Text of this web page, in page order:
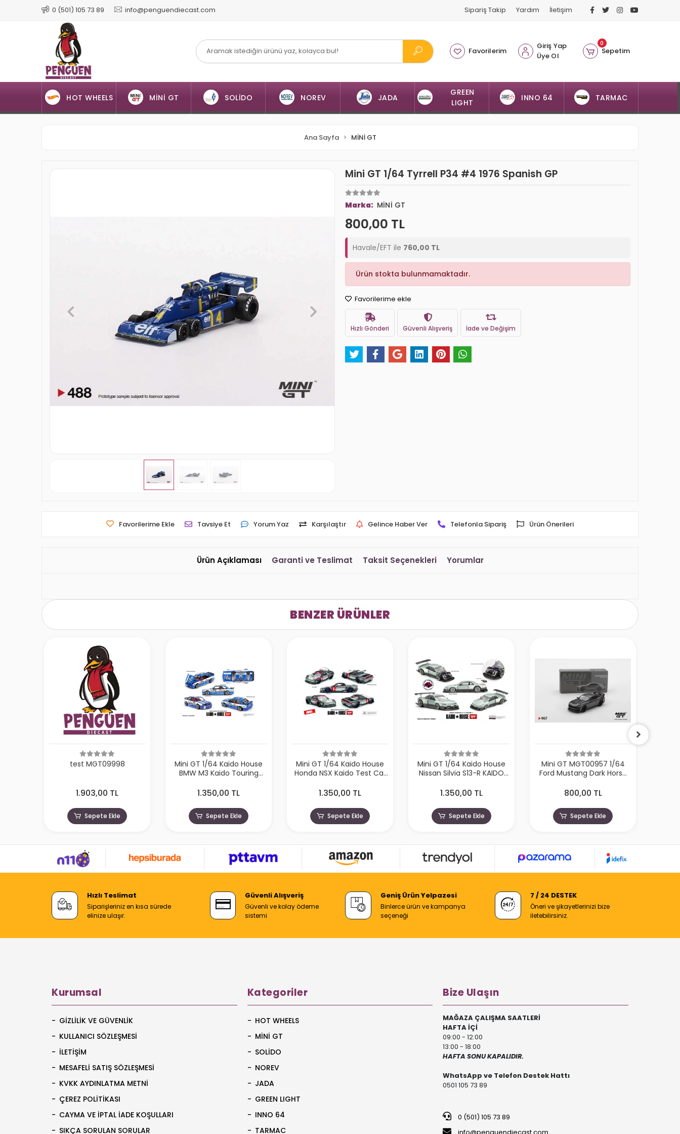
0 (501) 105 73 89 info@penguendiecast.com Sipariş Takip Yardım İletişim
Favorilerim
Giriş Yap
Üye Ol
0
Sepetim
HOT WHEELS MİNİ GT SOLİDO NOREV JADA
GREEN
LIGHT
INNO 64 TARMAC
Ana Sayfa MİNİ GT
Mini GT 1/64 Tyrrell P34 #4 1976 Spanish GP
Marka: MİNİ GT
800,00 TL
Havale/EFT ile 760,00 TL
Ürün stokta bulunmamaktadır.
Favorilerime ekle
Hızlı Gönderi Güvenli Alışveriş İade ve Değişim
Favorilerime Ekle Tavsiye Et Yorum Yaz Karşılaştır Gelince Haber Ver Telefonla Sipariş Ürün Önerileri
Ürün Açıklaması Garanti ve Teslimat Taksit Seçenekleri Yorumlar
BENZER ÜRÜNLER
test MGT09998
1.903,00 TL
Sepete Ekle
Mini GT 1/64 Kaido House
BMW M3 Kaido Touring
1.350,00 TL
Sepete Ekle
Mini GT 1/64 Kaido House
Honda NSX Kaido Test Car
1.350,00 TL
Sepete Ekle
Mini GT 1/64 Kaido House
Nissan Silvia S13-R KAIDO
1.350,00 TL
Sepete Ekle
Mini GT MGT00957 1/64
Ford Mustang Dark Horse
800,00 TL
Sepete Ekle
Hızlı Teslimat
Siparişleriniz en kısa sürede
elinize ulaşır.
Güvenli Alışveriş
Güvenli ve kolay ödeme
sistemi
Geniş Ürün Yelpazesi
Binlerce ürün ve kampanya
seçeneği
7 / 24 DESTEK
Öneri ve şikayetlerinizi bize
iletebilirsiniz.
Kurumsal
GIZLILIK VE GÜVENLIK
KULLANICI SÖZLEŞMESI
İLETIŞIM
MESAFELI SATIŞ SÖZLEŞMESI
KVKK AYDINLATMA METNI
ÇEREZ POLITIKASI
CAYMA VE İPTAL İADE KOŞULLARI
SIKÇA SORULAN SORULAR
Kategoriler
HOT WHEELS
MİNİ GT
SOLİDO
NOREV
JADA
GREEN LIGHT
INNO 64
TARMAC
Bize Ulaşın
MAĞAZA ÇALIŞMA SAATLERİ
HAFTA İÇİ
09:00 - 12:00
13:00 - 18:00
HAFTA SONU KAPALIDIR.
WhatsApp ve Telefon Destek Hattı
0501 105 73 89
0 (501) 105 73 89